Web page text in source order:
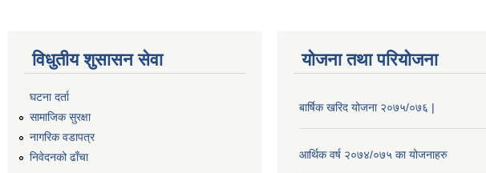
विधुतीय शुसासन सेवा
घटना दर्ता
सामाजिक सुरक्षा
नागरिक वडापत्र
निवेदनको ढाँचा
योजना तथा परियोजना
बार्षिक खरिद योजना २०७५/०७६ |
आर्थिक वर्ष २०७४/०७५ का योजनाहरु